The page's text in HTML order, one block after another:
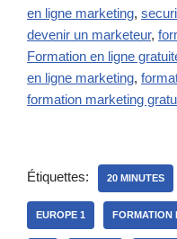
en ligne marketing,
devenir un marketeur,
Formation en ligne
en ligne marketing,
formation marketing
Étiquettes: 20 MINUTES
EUROPE 1 FORMATION